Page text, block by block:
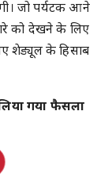
जो पर्यटक आने
को देखने के लिए
शेड्यूल के हिसाब
गया फैसला